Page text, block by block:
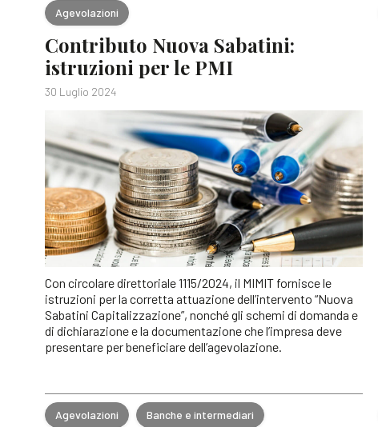
Agevolazioni
Contributo Nuova Sabatini:
istruzioni per le PMI
30 Luglio 2024
Con circolare direttoriale 1115/2024, il MIMIT fornisce le
istruzioni per la corretta attuazione dell’intervento “Nuova
Sabatini Capitalizzazione”, nonché gli schemi di domanda e
di dichiarazione e la documentazione che l’impresa deve
presentare per beneficiare dell’agevolazione.
Agevolazioni Banche e intermediari